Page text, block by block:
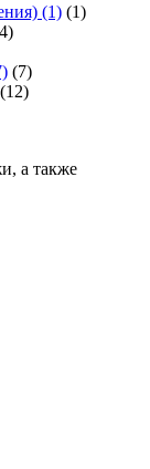
(1) (1)
(7)
(12)
а также